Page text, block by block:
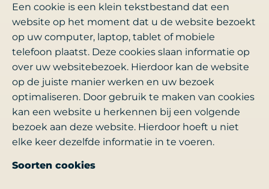
Een cookie is een klein tekstbestand dat een
website op het moment dat u de website bezoekt
op uw computer, laptop, tablet of mobiele
telefoon plaatst. Deze cookies slaan informatie op
over uw websitebezoek. Hierdoor kan de website
op de juiste manier werken en uw bezoek
optimaliseren. Door gebruik te maken van cookies
kan een website u herkennen bij een volgende
bezoek aan deze website. Hierdoor hoeft u niet
elke keer dezelfde informatie in te voeren.
Soorten cookies